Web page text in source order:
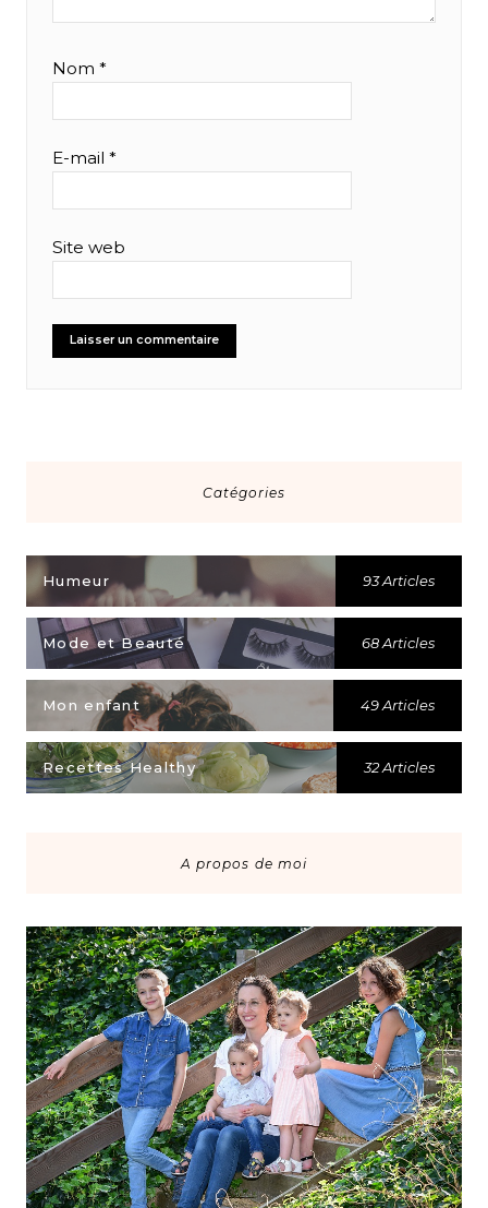
Nom *
E-mail *
Site web
Catégories
Humeur 93 Articles
Mode et Beauté 68 Articles
Mon enfant 49 Articles
Recettes Healthy 32 Articles
A propos de moi